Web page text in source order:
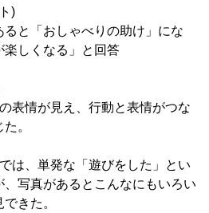
)
と「おしゃべりの助け」にな
楽しくなる」と回答
表情が見え、行動と表情がつな
。
は、単発な「遊びをした」とい
、写真があるとこんなにもいろい
きた。